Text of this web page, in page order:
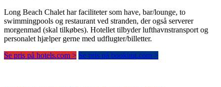
Long Beach Chalet har faciliteter som have, bar/lounge, to
swimmingpools og restaurant ved stranden, der også serverer
morgenmad (skal tilkøbes). Hotellet tilbyder lufthavnstransport og
personalet hjælper gerne med udflugter/billetter.
Se pris på hotels.com > Se pris på booking.com >